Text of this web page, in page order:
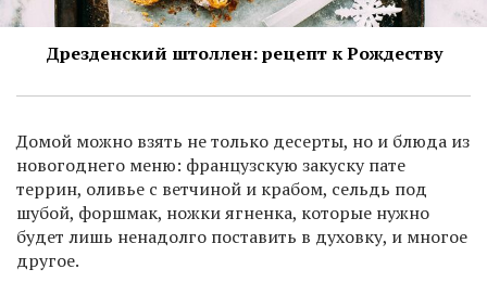
Дрезденский штоллен: рецепт к Рождеству
Домой можно взять не только десерты, но и блюда из
новогоднего меню: французскую закуску пате
террин, оливье с ветчиной и крабом, сельдь под
шубой, форшмак, ножки ягненка, которые нужно
будет лишь ненадолго поставить в духовку, и многое
другое.